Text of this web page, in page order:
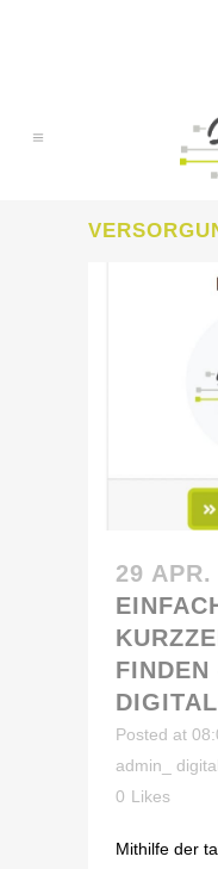
29 APR.
Posted at
admin_
0 Likes
Mithilfe der